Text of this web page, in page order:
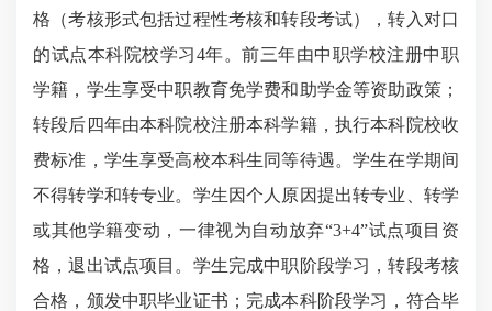
格（考核形式包括过程性考核和转段考试），转入对口
的试点本科院校学习4年。前三年由中职学校注册中职
学籍，学生享受中职教育免学费和助学金等资助政策；
转段后四年由本科院校注册本科学籍，执行本科院校收
费标准，学生享受高校本科生同等待遇。学生在学期间
不得转学和转专业。学生因个人原因提出转专业、转学
或其他学籍变动，一律视为自动放弃“3+4”试点项目资
格，退出试点项目。学生完成中职阶段学习，转段考核
合格，颁发中职毕业证书；完成本科阶段学习，符合毕